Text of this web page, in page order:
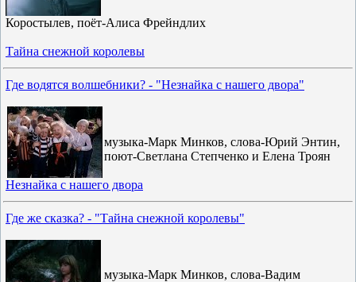
Коростылев, поёт-Алиса Фрейндлих
Тайна снежной королевы
Где водятся волшебники? - "Незнайка с нашего двора"
музыка-Марк Минков, слова-Юрий Энтин,
поют-Светлана Степченко и Елена Троян
Незнайка с нашего двора
Где же сказка? - "Тайна снежной королевы"
музыка-Марк Минков, слова-Вадим